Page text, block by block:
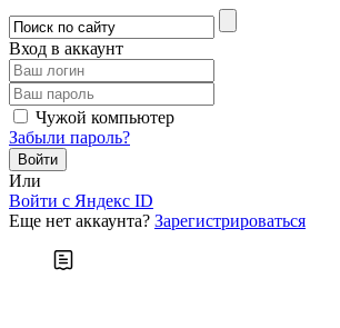
Вход в аккаунт
Чужой компьютер
Забыли пароль?
Или
Войти c Яндекс ID
Еще нет аккаунта? Зарегистрироваться